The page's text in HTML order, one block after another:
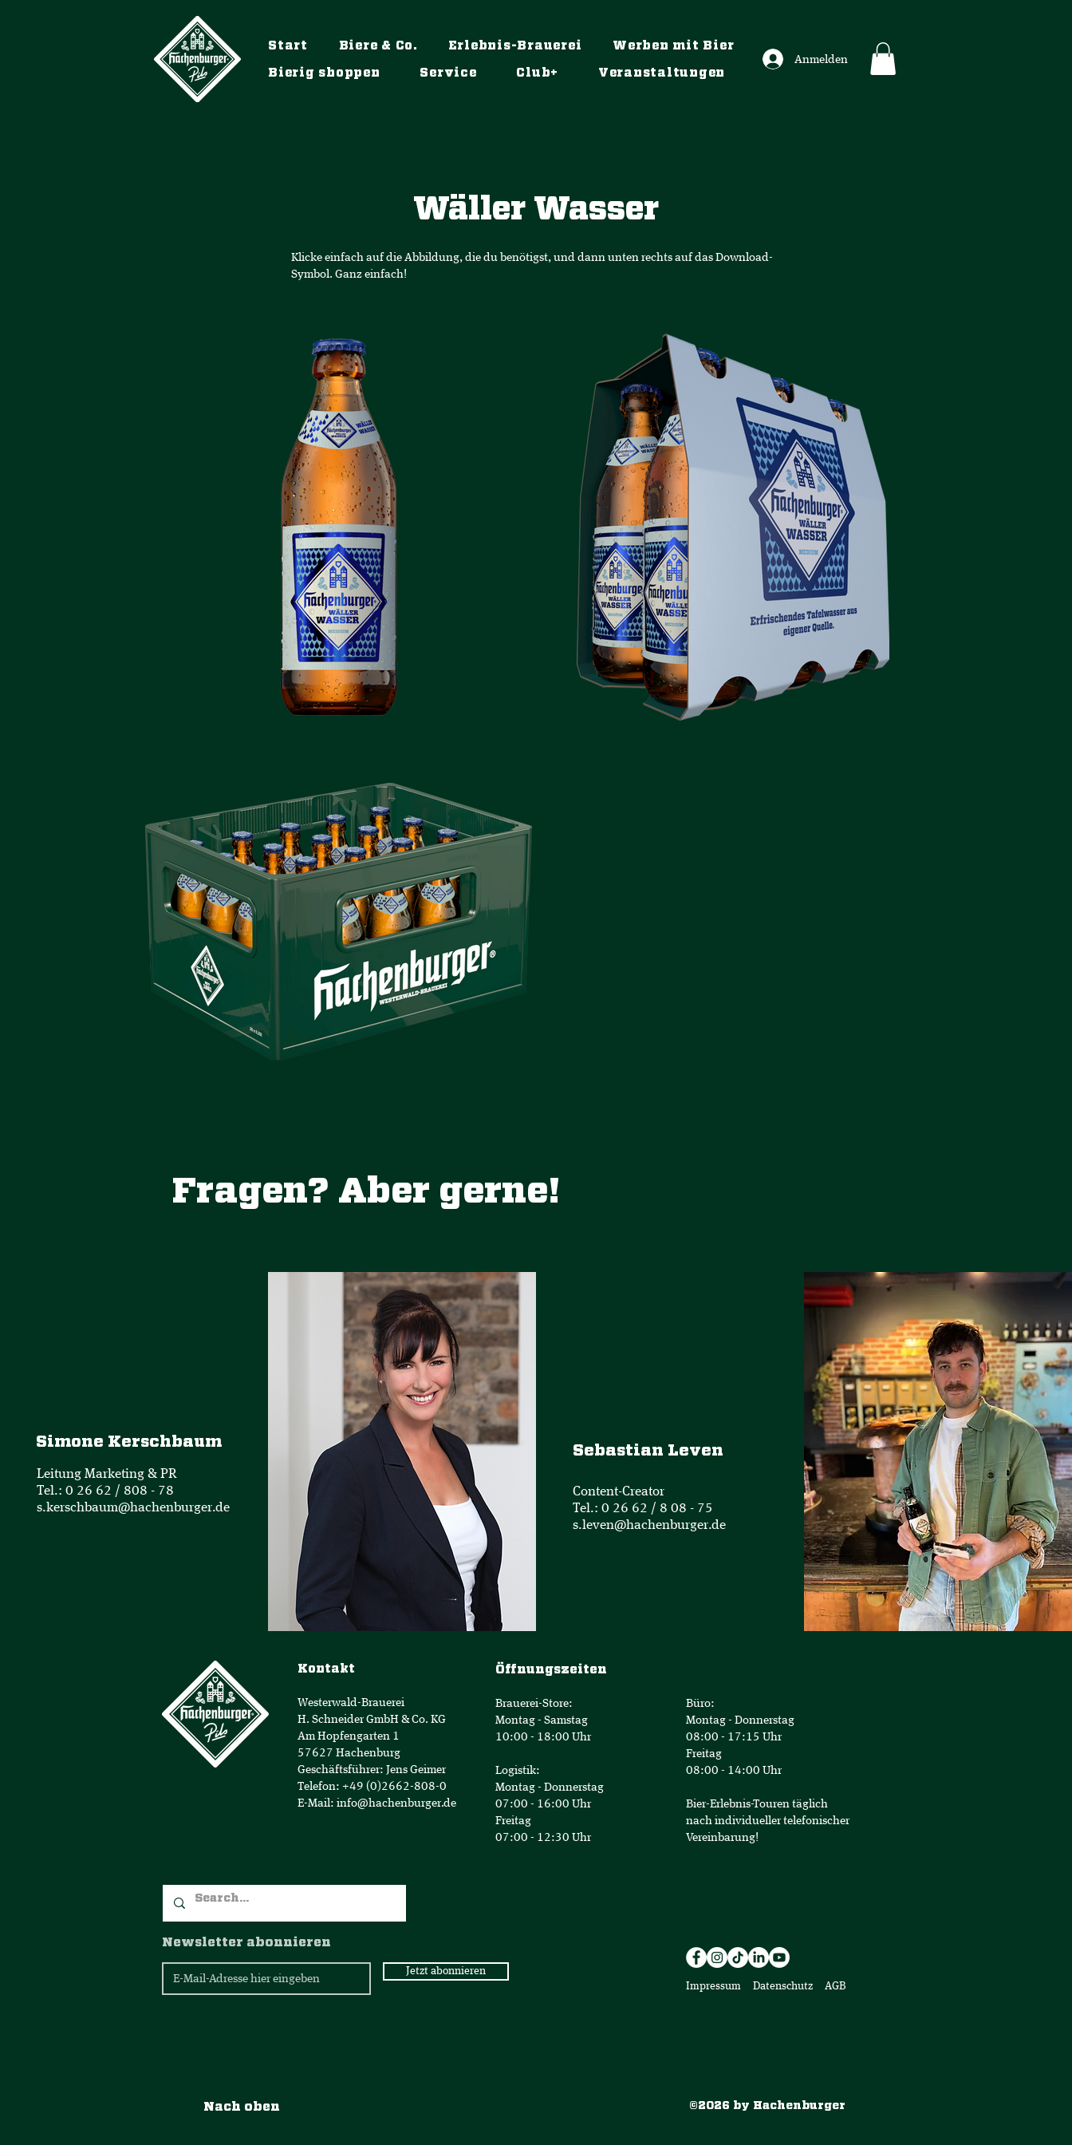
Start Biere & Co. Erlebnis-Brauerei Werben mit Bier
Bierig shoppen Service Club+ Veranstaltungen
Anmelden
Wäller Wasser
Klicke einfach auf die Abbildung, die du benötigst, und dann unten rechts auf das Download-
Symbol. Ganz einfach!
Fragen? Aber gerne!
Simone Kerschbaum
Leitung Marketing & PR
Tel.: 0 26 62 / 808 - 78
s.kerschbaum@hachenburger.de
Sebastian Leven
Content-Creator
Tel.: 0 26 62 / 8 08 - 75
s.leven@hachenburger.de
Kontakt
Westerwald-Brauerei
H. Schneider GmbH & Co. KG
Am Hopfengarten 1
57627 Hachenburg
Geschäftsführer: Jens Geimer
Telefon: +49 (0)2662-808-0
E-Mail: info@hachenburger.de
Öffnungszeiten
Brauerei-Store:
Montag - Samstag
10:00 - 18:00 Uhr
Logistik:
Montag - Donnerstag
07:00 - 16:00 Uhr
Freitag
07:00 - 12:30 Uhr
Büro:
Montag - Donnerstag
08:00 - 17:15 Uhr
Freitag
08:00 - 14:00 Uhr
Bier-Erlebnis-Touren täglich
nach individueller telefonischer
Vereinbarung!
Newsletter abonnieren
Jetzt abonnieren
Impressum
Datenschutz AGB
Nach oben ©2026 by Hachenburger